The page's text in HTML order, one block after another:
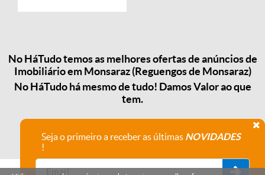
No HáTudo temos as melhores ofertas de anúncios de
Imobiliário em Monsaraz (Reguengos de Monsaraz)
No HáTudo há mesmo de tudo! Damos Valor ao que
tem.
Seja o primeiro a receber as últimas NOVIDADES
!